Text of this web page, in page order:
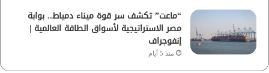
“ماعت” تكشف سر قوة ميناء دمياط.. بوابة
مصر الاستراتيجية لأسواق الطاقة العالمية |
إنفوجراف
منذ 5 أيام